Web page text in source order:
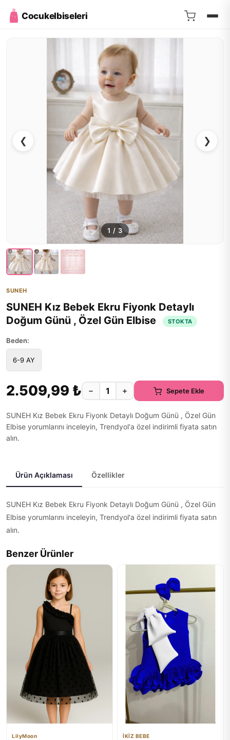
Cocukelbiseleri
❮ ❯
1 / 3
SUNEH
SUNEH Kız Bebek Ekru Fiyonk Detaylı
Doğum Günü , Özel Gün Elbise
STOKTA
Beden:
6-9 AY
2.509,99 ₺ − + Sepete Ekle
SUNEH Kız Bebek Ekru Fiyonk Detaylı Doğum Günü , Özel Gün
Elbise yorumlarını inceleyin, Trendyol'a özel indirimli fiyata satın
alın.
Ürün Açıklaması Özellikler
SUNEH Kız Bebek Ekru Fiyonk Detaylı Doğum Günü , Özel Gün
Elbise yorumlarını inceleyin, Trendyol'a özel indirimli fiyata satın
alın.
Benzer Ürünler
LilyMoon İKİZ BEBE